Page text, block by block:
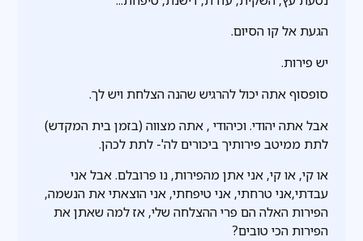
הגעת אל קו הסיום.
יש פירות.
סופסוף אתה יכול להרגיש שהנה הצלחת ויש לך.
אבל אתה יהודי. וכיהודי , אתה מצווה (בזמן בית המקדש)
לתת ממיטב פירותיך ביכורים לה'- לתת לכהן.
או קי, או קי, אני אתן מהפירות, נו פרובלם. אבל אני
עבדתי,אני טרחתי, אני טיפחתי, אני הוצאתי את הנשמה,
הפירות האלה הם פרי ההצלחה שלי, אז למה שאתן את
הפירות הכי טובים?